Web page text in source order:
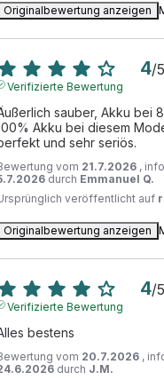
Originalbewertung anzeigen
4/5
Verifizierte Bewertung
sauber, Akku bei
Akku bei diesem
und sehr seriös.
vom 21.7.2026 ,
durch Emmanuel Q.
veröffentlicht auf
Originalbewertung anzeigen
4/5
Verifizierte Bewertung
bestens
vom 20.7.2026 ,
durch J.M.